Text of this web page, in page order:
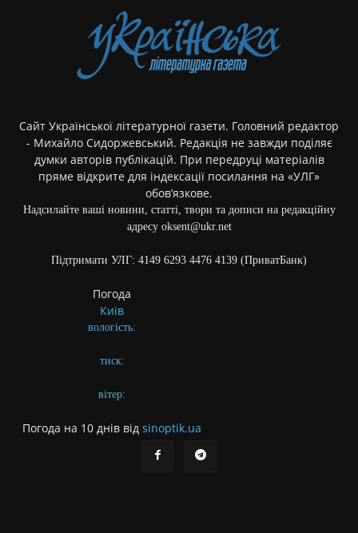
Сайт Української літературної газети. Головний редактор
- Михайло Сидоржевський. Редакція не завжди поділяє
думки авторів публікацій. При передруці матеріалів
пряме відкрите для індексації посилання на «УЛГ»
обов’язкове.
Надсилайте ваші новини, статті, твори та дописи на редакційну
адресу oksent@ukr.net
Підтримати УЛГ: 4149 6293 4476 4139 (ПриватБанк)
Погода
Київ
вологість:
тиск:
вітер:
Погода на 10 днів від sinoptik.ua